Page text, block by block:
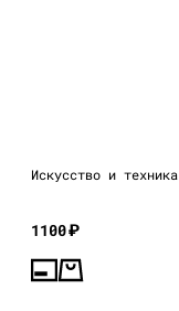
Искусство и техника
1100₽